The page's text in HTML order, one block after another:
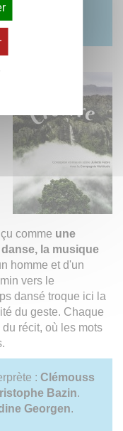
comme une
la musique
homme et d'un
vers le
dansé troque ici la
du geste. Chaque
récit, où les mots
: Clémouss
Bazin.
Georgen.